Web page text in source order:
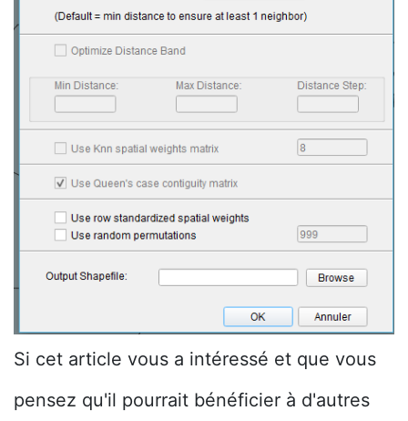
Si cet article vous a intéressé et que vous
pensez qu'il pourrait bénéficier à d'autres